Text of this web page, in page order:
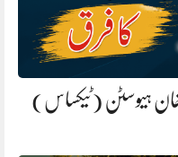
خان ہیوسٹن (ٹیکساس)